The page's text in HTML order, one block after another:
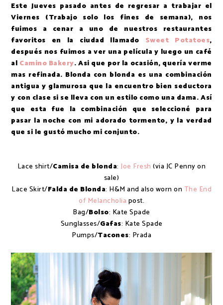
Este Jueves pasado antes de regresar a trabajar el
Viernes (Trabajo solo los fines de semana), nos
fuimos a cenar a uno de nuestros restaurantes
favoritos en la ciudad llamado Sweet Potatoes,
después nos fuimos a ver una película y luego un café
al Camino Bakery. Asi que por la ocasión, quería verme
mas refinada. Blonda con blonda es una combinación
antigua y glamurosa que la encuentro bien seductora
y con clase si se lleva con un estilo como una dama. Así
que esta fue la combinación que seleccioné para
pasar la noche con mi adorado tormento, y la verdad
que si le gustó mucho mi conjunto.
Lace shirt/Camisa de blonda: Joe Fresh (via JC Penny on
sale)
Lace Skirt/Falda de Blonda: H&M and also worn on The End
of Melancholia post.
Bag/Bolso: Kate Spade
Sunglasses/Gafas: Kate Spade
Pumps/Tacones: Prada